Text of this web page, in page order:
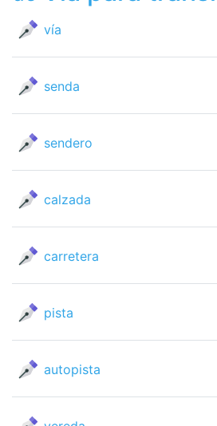
vía
senda
sendero
calzada
carretera
pista
autopista